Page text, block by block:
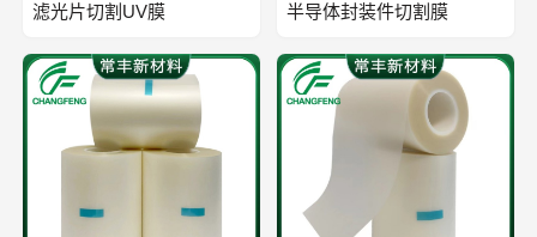
滤光片切割UV膜 半导体封装件切割膜